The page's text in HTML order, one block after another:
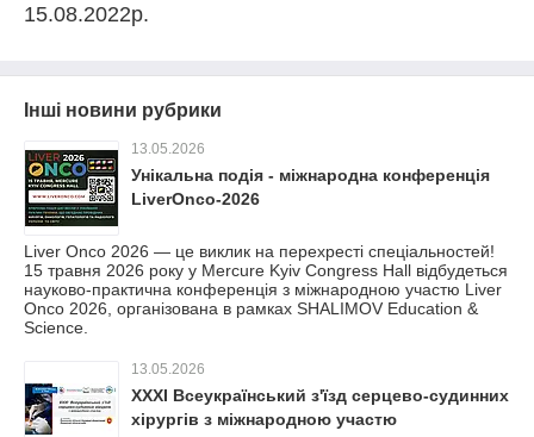
15.08.2022р.
Інші новини рубрики
13.05.2026
Унікальна подія - міжнародна конференція
LiverOnco-2026
Liver Onco 2026 — це виклик на перехресті спеціальностей!
15 травня 2026 року у Mercure Kyiv Congress Hall відбудеться
науково-практична конференція з міжнародною участю Liver
Onco 2026, організована в рамках SHALIMOV Education &
Science.
13.05.2026
ХХХІ Всеукраїнський з'їзд серцево-судинних
хірургів з міжнародною участю